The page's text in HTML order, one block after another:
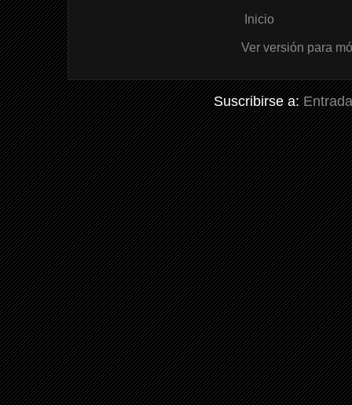
Inicio
Ver versión para
Suscribirse a: